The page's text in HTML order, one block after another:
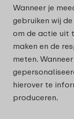
Wanneer je
gebruiken wij
om de actie uit
maken en de
meten.
hierover te
produceren.